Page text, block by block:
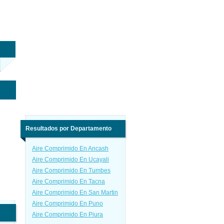
Resultados por Departamento
Aire Comprimido En Ancash
Aire Comprimido En Ucayali
Aire Comprimido En Tumbes
Aire Comprimido En Tacna
Aire Comprimido En San Martin
Aire Comprimido En Puno
Aire Comprimido En Piura